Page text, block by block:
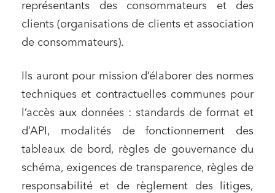
représentants des consommateurs et des
clients (organisations de clients et association
de consommateurs).
Ils auront pour mission d’élaborer des normes
techniques et contractuelles communes pour
l’accès aux données : standards de format et
d’API, modalités de fonctionnement des
tableaux de bord, règles de gouvernance du
schéma, exigences de transparence, règles de
responsabilité et de règlement des litiges,